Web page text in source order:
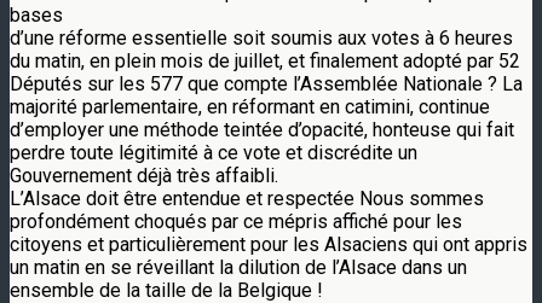
bases
d’une réforme essentielle soit soumis aux votes à 6 heures
du matin, en plein mois de juillet, et finalement adopté par 52
Députés sur les 577 que compte l’Assemblée Nationale ? La
majorité parlementaire, en réformant en catimini, continue
d’employer une méthode teintée d’opacité, honteuse qui fait
perdre toute légitimité à ce vote et discrédite un
Gouvernement déjà très affaibli.
L’Alsace doit être entendue et respectée Nous sommes
profondément choqués par ce mépris affiché pour les
citoyens et particulièrement pour les Alsaciens qui ont appris
un matin en se réveillant la dilution de l’Alsace dans un
ensemble de la taille de la Belgique !